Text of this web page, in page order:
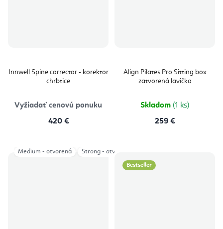
Innwell Spine corrector - korektor
chrbtice
Vyžiadať cenovú ponuku
420 €
Align Pilates Pro Sitting box
zatvorená lavička
Skladom (1 ks)
259 €
Medium - otvorená Strong - otvorená
Bestseller